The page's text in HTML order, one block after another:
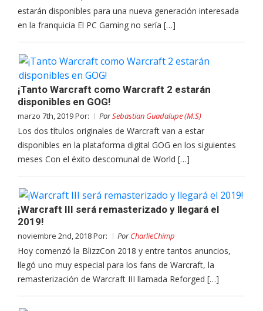
estarán disponibles para una nueva generación interesada
en la franquicia El PC Gaming no sería […]
¡Tanto Warcraft como Warcraft 2 estarán
disponibles en GOG!
marzo 7th, 2019 Por: PorSebastian Guadalupe (M.S)
Los dos títulos originales de Warcraft van a estar
disponibles en la plataforma digital GOG en los siguientes
meses Con el éxito descomunal de World […]
¡Warcraft III será remasterizado y llegará el
2019!
noviembre 2nd, 2018 Por: PorCharlieChimp
Hoy comenzó la BlizzCon 2018 y entre tantos anuncios,
llegó uno muy especial para los fans de Warcraft, la
remasterización de Warcraft III llamada Reforged […]